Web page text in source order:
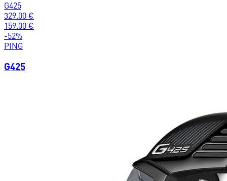
G425
329.00 €
159.00 €
-52%
PING
G425